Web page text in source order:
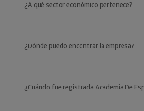
¿A qué sector económico pertenece?
¿Dónde puedo encontrar la empresa?
¿Cuándo fue registrada Academia De